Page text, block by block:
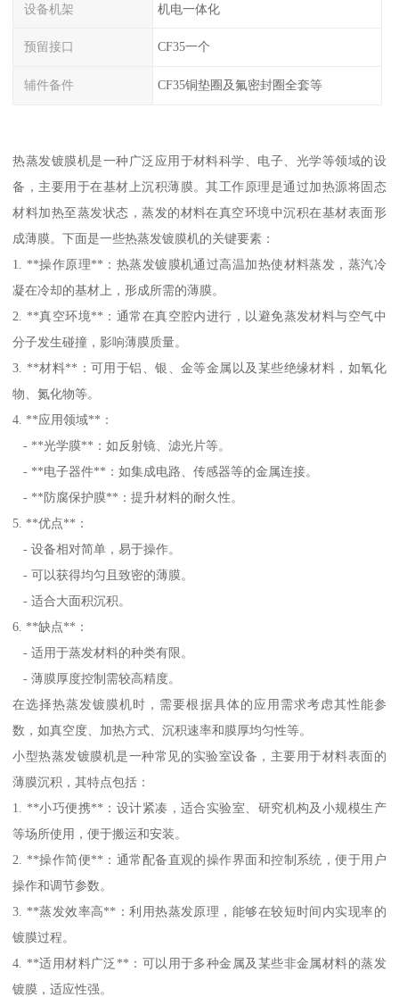
设备机架 机电一体化
预留接口 CF35一个
辅件备件 CF35铜垫圈及氟密封圈全套等
热蒸发镀膜机是一种广泛应用于材料科学、电子、光学等领域的设
备，主要用于在基材上沉积薄膜。其工作原理是通过加热源将固态
材料加热至蒸发状态，蒸发的材料在真空环境中沉积在基材表面形
成薄膜。下面是一些热蒸发镀膜机的关键要素：
1. **操作原理**：热蒸发镀膜机通过高温加热使材料蒸发，蒸汽冷
凝在冷却的基材上，形成所需的薄膜。
2. **真空环境**：通常在真空腔内进行，以避免蒸发材料与空气中
分子发生碰撞，影响薄膜质量。
3. **材料**：可用于铝、银、金等金属以及某些绝缘材料，如氧化
物、氮化物等。
4. **应用领域**：
- **光学膜**：如反射镜、滤光片等。
- **电子器件**：如集成电路、传感器等的金属连接。
- **防腐保护膜**：提升材料的耐久性。
5. **优点**：
- 设备相对简单，易于操作。
- 可以获得均匀且致密的薄膜。
- 适合大面积沉积。
6. **缺点**：
- 适用于蒸发材料的种类有限。
- 薄膜厚度控制需较高精度。
在选择热蒸发镀膜机时，需要根据具体的应用需求考虑其性能参
数，如真空度、加热方式、沉积速率和膜厚均匀性等。
小型热蒸发镀膜机是一种常见的实验室设备，主要用于材料表面的
薄膜沉积，其特点包括：
1. **小巧便携**：设计紧凑，适合实验室、研究机构及小规模生产
等场所使用，便于搬运和安装。
2. **操作简便**：通常配备直观的操作界面和控制系统，便于用户
操作和调节参数。
3. **蒸发效率高**：利用热蒸发原理，能够在较短时间内实现率的
镀膜过程。
4. **适用材料广泛**：可以用于多种金属及某些非金属材料的蒸发
镀膜，适应性强。